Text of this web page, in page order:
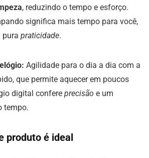
, reduzindo o tempo e esforço.
significa mais tempo para você,
pura praticidade.
Agilidade para o dia a dia com a
que permite aquecer em poucos
digital confere precisão e um
tempo.
produto é ideal